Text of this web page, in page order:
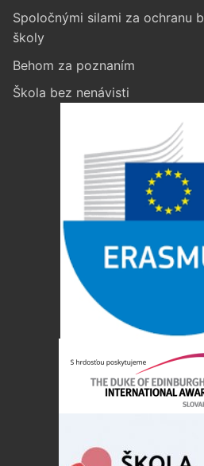
Spoločnými silami za ochranu
školy
Behom za poznaním
Škola bez nenávisti